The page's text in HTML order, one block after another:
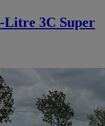
Litre 3C Super